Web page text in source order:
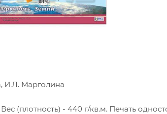
И.Л. Марголина
(плотность) - 440 г/кв.м. Печать